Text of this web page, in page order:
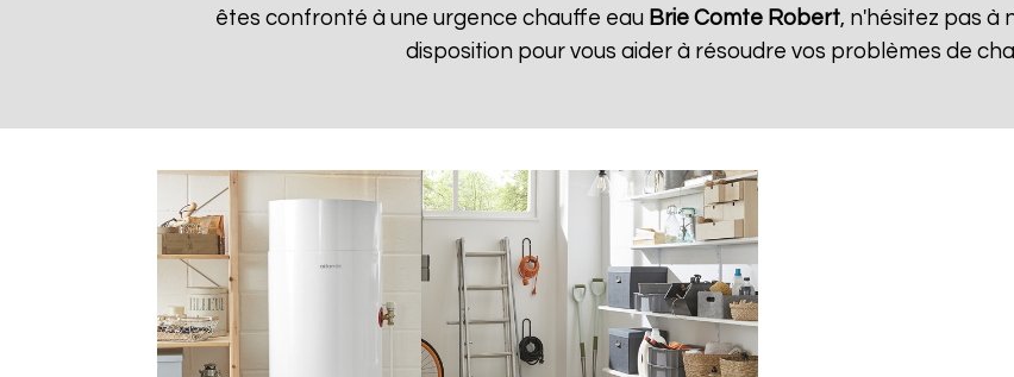
êtes confronté à une urgence chauffe eau Brie Comte Robert, n'hésitez pas à
disposition pour vous aider à résoudre vos problèmes de